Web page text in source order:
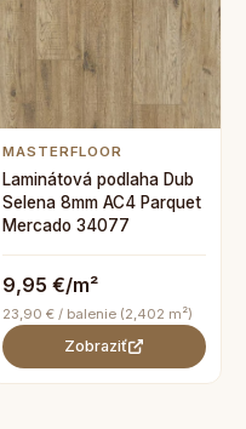
MASTERFLOOR
Laminátová podlaha Dub
Selena 8mm AC4 Parquet
Mercado 34077
9,95 €/m²
23,90 € / balenie (2,402 m²)
Zobraziť